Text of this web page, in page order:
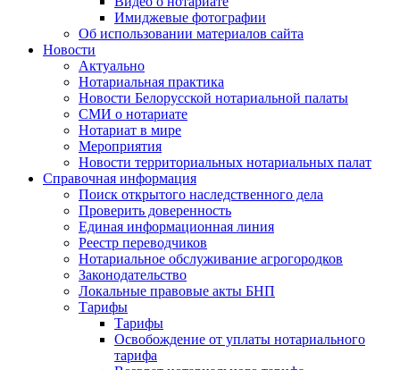
Имиджевые фотографии
Об использовании материалов сайта
Новости
Актуально
Нотариальная практика
Новости Белорусской нотариальной палаты
СМИ о нотариате
Нотариат в мире
Мероприятия
Новости территориальных нотариальных палат
Справочная информация
Поиск открытого наследственного дела
Проверить доверенность
Единая информационная линия
Реестр переводчиков
Нотариальное обслуживание агрогородков
Законодательство
Локальные правовые акты БНП
Тарифы
Тарифы
Освобождение от уплаты нотариального
тарифа